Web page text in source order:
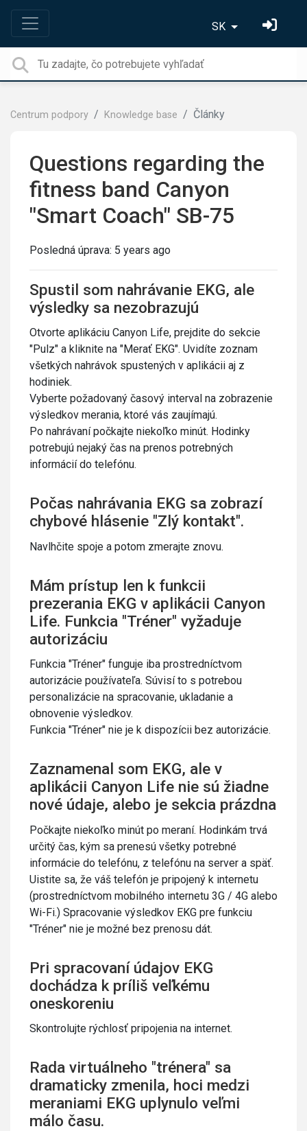
SK
Centrum podpory Knowledge base Články
Questions regarding the
fitness band Canyon
"Smart Coach" SB-75
Posledná úprava: 5 years ago
Spustil som nahrávanie EKG, ale
výsledky sa nezobrazujú
Otvorte aplikáciu Canyon Life, prejdite do sekcie
"Pulz" a kliknite na "Merať EKG". Uvidíte zoznam
všetkých nahrávok spustených v aplikácii aj z
hodiniek.
Vyberte požadovaný časový interval na zobrazenie
výsledkov merania, ktoré vás zaujímajú.
Po nahrávaní počkajte niekoľko minút. Hodinky
potrebujú nejaký čas na prenos potrebných
informácií do telefónu.
Počas nahrávania EKG sa zobrazí
chybové hlásenie "Zlý kontakt".
Navlhčite spoje a potom zmerajte znovu.
Mám prístup len k funkcii
prezerania EKG v aplikácii Canyon
Life. Funkcia "Tréner" vyžaduje
autorizáciu
Funkcia "Tréner" funguje iba prostredníctvom
autorizácie používateľa. Súvisí to s potrebou
personalizácie na spracovanie, ukladanie a
obnovenie výsledkov.
Funkcia "Tréner" nie je k dispozícii bez autorizácie.
Zaznamenal som EKG, ale v
aplikácii Canyon Life nie sú žiadne
nové údaje, alebo je sekcia prázdna
Počkajte niekoľko minút po meraní. Hodinkám trvá
určitý čas, kým sa prenesú všetky potrebné
informácie do telefónu, z telefónu na server a späť.
Uistite sa, že váš telefón je pripojený k internetu
(prostredníctvom mobilného internetu 3G / 4G alebo
Wi-Fi.) Spracovanie výsledkov EKG pre funkciu
"Tréner" nie je možné bez prenosu dát.
Pri spracovaní údajov EKG
dochádza k príliš veľkému
oneskoreniu
Skontrolujte rýchlosť pripojenia na internet.
Rada virtuálneho "trénera" sa
dramaticky zmenila, hoci medzi
meraniami EKG uplynulo veľmi
málo času.